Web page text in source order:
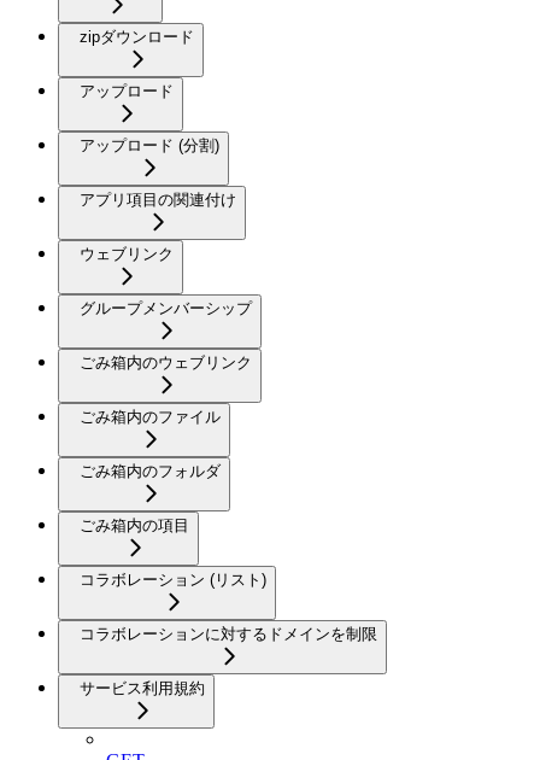
zipダウンロード
アップロード
アップロード (分割)
アプリ項目の関連付け
ウェブリンク
グループメンバーシップ
ごみ箱内のウェブリンク
ごみ箱内のファイル
ごみ箱内のフォルダ
ごみ箱内の項目
コラボレーション (リスト)
コラボレーションに対するドメインを制限
サービス利用規約